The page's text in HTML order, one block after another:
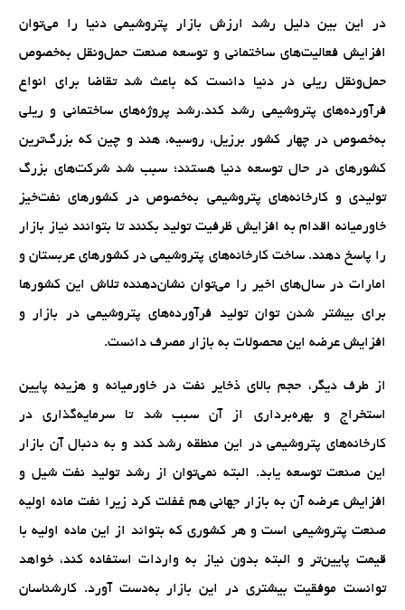
در این بین دلیل رشد ارزش بازار پتروشیمی دنیا را می‌توان
افزایش فعالیت‌های ساختمانی و توسعه صنعت حمل‌ونقل به‌خصوص
حمل‌ونقل‌ ریلی در دنیا دانست که باعث شد تقاضا برای انواع
فرآورده‌های پتروشیمی رشد کند.رشد پروژه‌های ساختمانی و ریلی
به‌خصوص در چهار کشور برزیل، روسیه، هند و چین که بزرگ‌ترین‌
کشورهای در حال توسعه دنیا هستند؛ سبب شد شرکت‌های بزرگ
تولیدی و کارخانه‌های پتروشیمی به‌خصوص در کشورهای نفت‌خیز
خاورمیانه اقدام به افزایش ظرفیت تولید بکنند تا بتوانند نیاز بازار
را پاسخ دهند. ساخت کارخانه‌های پتروشیمی در کشورهای عربستان و
امارات در سال‌های اخیر را می‌توان نشان‌دهنده تلاش این کشورها
برای بیشتر شدن توان تولید فرآورده‌های پتروشیمی در بازار و
افزایش عرضه این محصولات به بازار مصرف دانست.
از طرف دیگر، حجم بالای ذخایر نفت در خاورمیانه و هزینه پایین
استخراج و بهره‌برداری از آن سبب شد تا سرمایه‌گذاری در
کارخانه‌های پتروشیمی در این منطقه رشد کند و به دنبال آن بازار
این صنعت توسعه یابد. البته نمی‌توان از رشد تولید نفت شیل و
افزایش عرضه آن به بازار جهانی هم غفلت کرد زیرا نفت ماده اولیه
صنعت پتروشیمی است و هر کشوری که بتواند از این ماده اولیه با
قیمت پایین‌تر و البته بدون نیاز به واردات استفاده کند، خواهد
توانست موفقیت بیشتری در این بازار به‌دست آورد. کارشناسان